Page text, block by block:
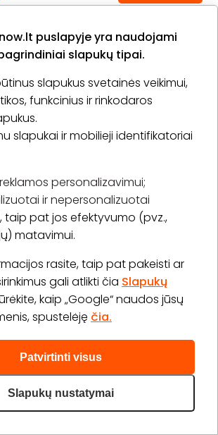
puslapyje yra naudojami
slapukų tipai.
slapukus svetainės veikimui,
funkcinius ir rinkodaros
slapukai ir mobilieji identifikatoriai
personalizavimui;
ir nepersonalizuotai
taip pat jos efektyvumo (pvz.,
matavimui.
rasite, taip pat pakeisti ar
gali atlikti čia Slapukų
kaip „Google“ naudos jūsų
spustelėję čia.
Patvirtinti visus
Slapukų nustatymai
cosmetology
(19)
diodiniu lazeriu moterims (bikini pilna)
lazeriu (blauzdos arba šlaunys +